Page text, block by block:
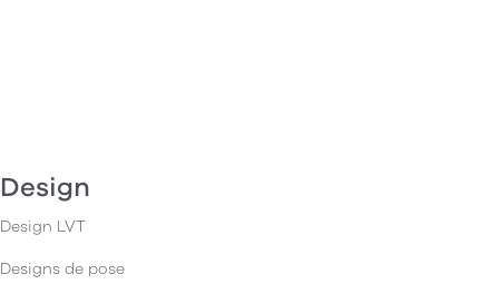
Design
Design LVT
Designs de pose